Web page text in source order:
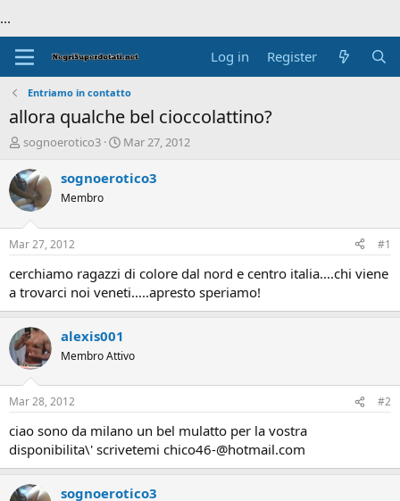
...
Log in Register
Entriamo in contatto
allora qualche bel cioccolattino?
T
r
e
a
d
t
a
t
r
sognoerotico3
S
a
t
e
Mar 27, 2012
sognoerotico3
Membro
Mar 27, 2012 #1
cerchiamo ragazzi di colore dal nord e centro italia....chi viene
a trovarci noi veneti.....apresto speriamo!
alexis001
Membro Attivo
Mar 28, 2012 #2
ciao sono da milano un bel mulatto per la vostra
disponibilita\' scrivetemi chico46-@hotmail.com
sognoerotico3